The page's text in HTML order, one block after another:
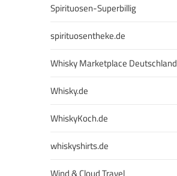
Spirituosen-Superbillig
spirituosentheke.de
Whisky Marketplace Deutschland
Whisky.de
WhiskyKoch.de
whiskyshirts.de
Wind & Cloud Travel